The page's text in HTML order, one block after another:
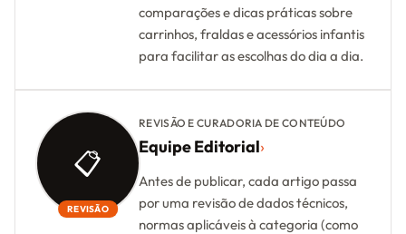
comparações e dicas práticas sobre
carrinhos, fraldas e acessórios infantis
para facilitar as escolhas do dia a dia.
📋
REVISÃO
REVISÃO E CURADORIA DE CONTEÚDO
Equipe Editorial›
Antes de publicar, cada artigo passa
por uma revisão de dados técnicos,
normas aplicáveis à categoria (como